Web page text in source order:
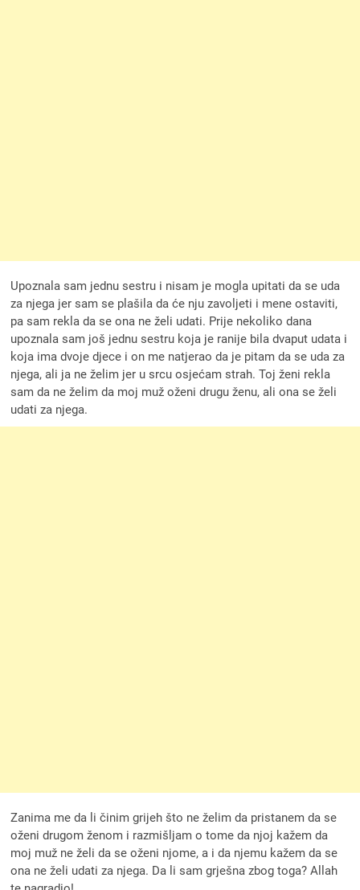
Upoznala sam jednu sestru i nisam je mogla upitati da se uda
za njega jer sam se plašila da će nju zavoljeti i mene ostaviti,
pa sam rekla da se ona ne želi udati. Prije nekoliko dana
upoznala sam još jednu sestru koja je ranije bila dvaput udata i
koja ima dvoje djece i on me natjerao da je pitam da se uda za
njega, ali ja ne želim jer u srcu osjećam strah. Toj ženi rekla
sam da ne želim da moj muž oženi drugu ženu, ali ona se želi
udati za njega.
Zanima me da li činim grijeh što ne želim da pristanem da se
oženi drugom ženom i razmišljam o tome da njoj kažem da
moj muž ne želi da se oženi njome, a i da njemu kažem da se
ona ne želi udati za njega. Da li sam grješna zbog toga? Allah